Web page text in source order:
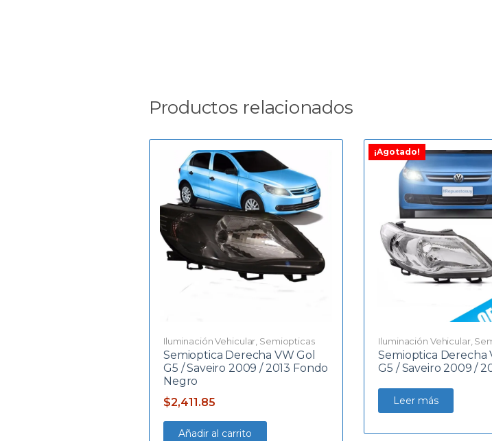
Productos relacionados
Iluminación Vehicular Semiopticas
Semioptica Derecha VW Gol
G5 / Saveiro 2009 / 2013 Fondo
Negro
$2,411.85
Añadir al carrito
¡Agotado!
Iluminación Vehicular,
Semioptica Derecha
G5 / Saveiro 2009 /
Leer más